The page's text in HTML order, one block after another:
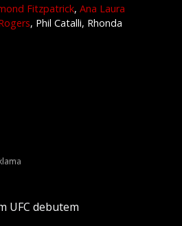
Fitzpatrick, Ana Laura
, Phil Catalli, Rhonda
UFC debutem